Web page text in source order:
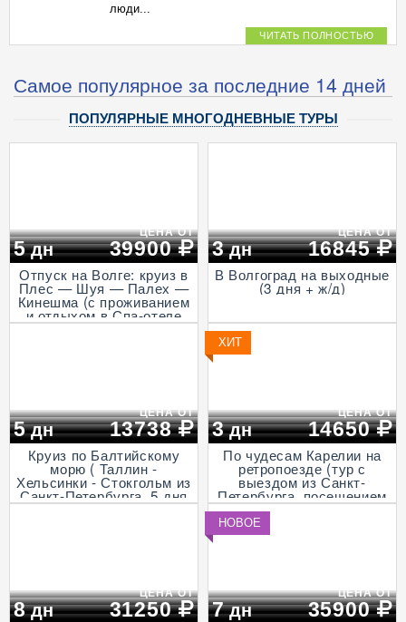
люди...
ЧИТАТЬ ПОЛНОСТЬЮ
Самое популярное за последние 14 дней
ПОПУЛЯРНЫЕ МНОГОДНЕВНЫЕ ТУРЫ
5дн
ЦЕНА ОТ
39900
Отпуск на Волге: круиз в
Плес — Шуя — Палех —
Кинешма (с проживанием
и отдыхом в Спа-отеле
Волга, проезд на
3дн
ЦЕНА ОТ
16845
В Волгоград на выходные
(3 дня + ж/д)
5дн
ЦЕНА ОТ
13738
Круиз по Балтийскому
морю ( Таллин -
Хельсинки - Стокгольм из
Санкт-Петербурга, 5 дня
+ ж/д)
ХИТ
3дн
ЦЕНА ОТ
14650
По чудесам Карелии на
ретропоезде (тур с
выездом из Санкт-
Петербурга, посещением
музея живой истории и
деревни викингов -
"Бастiонъ", экскурсией в
апрель - октябрь)
8дн
ЦЕНА ОТ
31250
НОВОЕ
7дн
ЦЕНА ОТ
35900